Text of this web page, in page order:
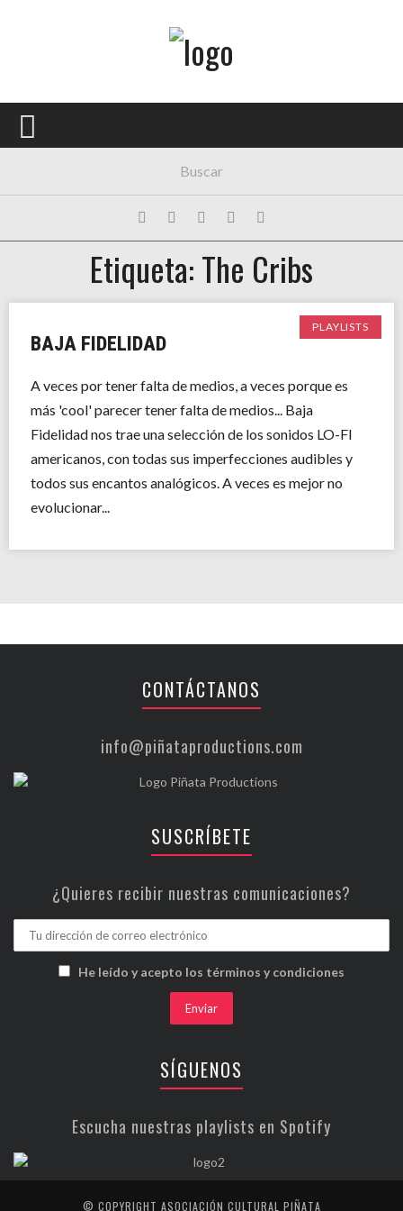
PORTADA
FESTIVALES
EXPOSICIONES
HISTORIAS
Etiqueta: The Cribs
PLAYLISTS
BAJA FIDELIDAD
A veces por tener falta de medios, a veces porque es
más 'cool' parecer tener falta de medios... Baja
Fidelidad nos trae una selección de los sonidos LO-FI
americanos, con todas sus imperfecciones audibles y
todos sus encantos analógicos. A veces es mejor no
evolucionar...
CONTÁCTANOS
info@piñataproductions.com
SUSCRÍBETE
¿Quieres recibir nuestras comunicaciones?
He leído y acepto los términos y condiciones
SÍGUENOS
Escucha nuestras playlists en Spotify
© COPYRIGHT ASOCIACIÓN CULTURAL PIÑATA